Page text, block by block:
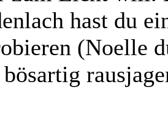
hast du
(Noelle